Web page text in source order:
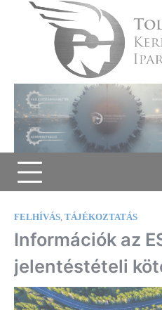
Tolna Vármegyei
Iparkamara
FELHÍVÁS, TÁJÉKOZTATÁS
Információk az
jelentéstételi